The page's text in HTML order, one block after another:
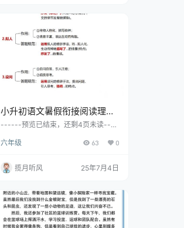
小升初语文暑假衔接阅读理解
答题模板-小升初语文
------预览已结束，还剩4页未读----
档
六年级 63 0
揽月听风 25年7月4日